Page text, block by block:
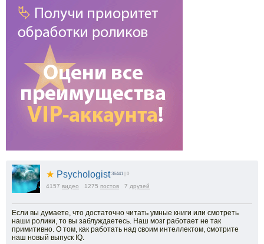
★ Psychologist 36441 | 0
4157 видео 1275 постов 7 друзей
Если вы думаете, что достаточно читать умные книги или смотреть
наши ролики, то вы заблуждаетесь. Наш мозг работает не так
примитивно. О том, как работать над своим интеллектом, смотрите
наш новый выпуск IQ.